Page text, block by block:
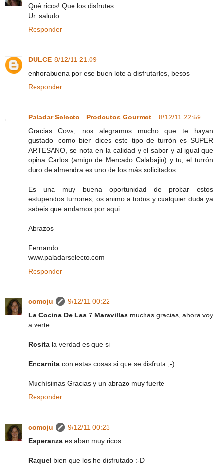
Qué ricos! Que los disfrutes.
Un saludo.
Responder
DULCE 8/12/11 21:09
enhorabuena por ese buen lote a disfrutarlos, besos
Responder
Paladar Selecto - Prodcutos Gourmet - 8/12/11 22:59
Gracias Cova, nos alegramos mucho que te hayan
gustado, como bien dices este tipo de turrón es SUPER
ARTESANO, se nota en la calidad y el sabor y al igual que
opina Carlos (amigo de Mercado Calabajio) y tu, el turrón
duro de almendra es uno de los más solicitados.
Es una muy buena oportunidad de probar estos
estupendos turrones, os animo a todos y cualquier duda ya
sabeis que andamos por aqui.
Abrazos
Fernando
www.paladarselecto.com
Responder
comoju
9/12/11 00:22
La Cocina De Las 7 Maravillas muchas gracias, ahora voy
a verte
Rosita la verdad es que si
Encarnita con estas cosas si que se disfruta ;-)
Muchísimas Gracias y un abrazo muy fuerte
Responder
comoju
9/12/11 00:23
Esperanza estaban muy ricos
Raquel bien que los he disfrutado :-D